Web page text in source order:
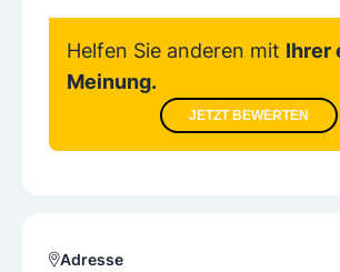
Helfen Sie anderen mit Ihrer
Meinung.
JETZT BEWERTEN
Adresse